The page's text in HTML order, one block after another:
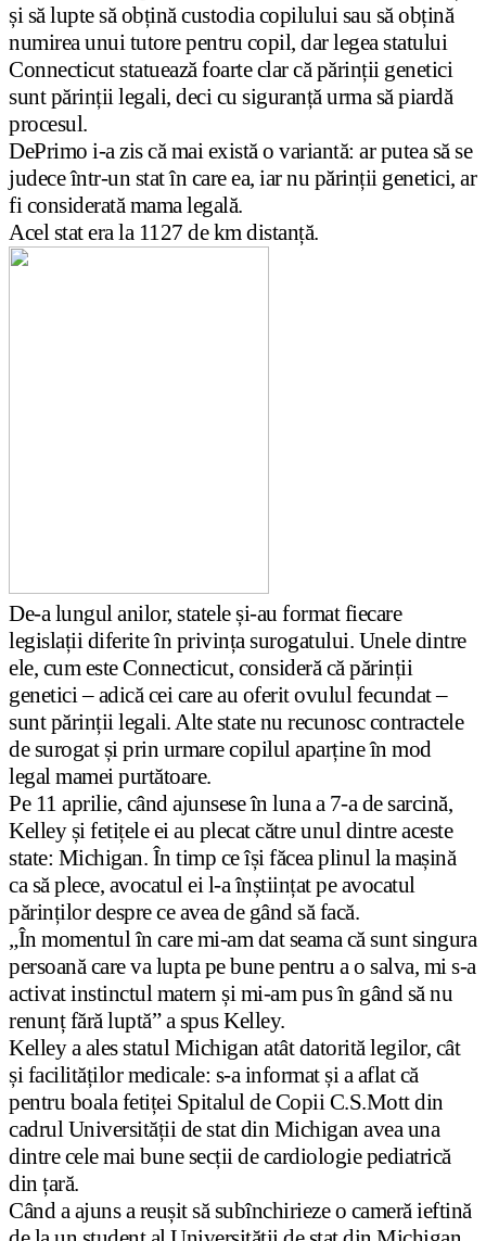
și să lupte să obțină custodia copilului sau să obțină
numirea unui tutore pentru copil, dar legea statului
Connecticut statuează foarte clar că părinții genetici
sunt părinții legali, deci cu siguranță urma să piardă
procesul.
DePrimo i-a zis că mai există o variantă: ar putea să se
judece într-un stat în care ea, iar nu părinții genetici, ar
fi considerată mama legală.
Acel stat era la 1127 de km distanță.
De-a lungul anilor, statele și-au format fiecare
legislații diferite în privința surogatului. Unele dintre
ele, cum este Connecticut, consideră că părinții
genetici – adică cei care au oferit ovulul fecundat –
sunt părinții legali. Alte state nu recunosc contractele
de surogat și prin urmare copilul aparține în mod
legal mamei purtătoare.
Pe 11 aprilie, când ajunsese în luna a 7-a de sarcină,
Kelley și fetițele ei au plecat către unul dintre aceste
state: Michigan. În timp ce își făcea plinul la mașină
ca să plece, avocatul ei l-a înștiințat pe avocatul
părinților despre ce avea de gând să facă.
„În momentul în care mi-am dat seama că sunt singura
persoană care va lupta pe bune pentru a o salva, mi s-a
activat instinctul matern și mi-am pus în gând să nu
renunț fără luptă” a spus Kelley.
Kelley a ales statul Michigan atât datorită legilor, cât
și facilităților medicale: s-a informat și a aflat că
pentru boala fetiței Spitalul de Copii C.S.Mott din
cadrul Universității de stat din Michigan avea una
dintre cele mai bune secții de cardiologie pediatrică
din țară.
Când a ajuns a reușit să subînchirieze o cameră ieftină